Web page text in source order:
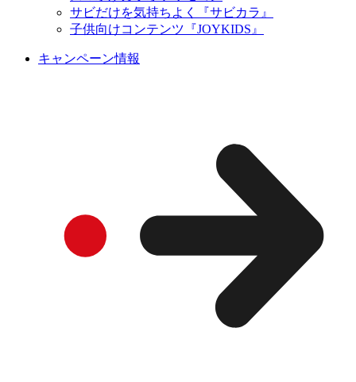
サビだけを気持ちよく『サビカラ』
子供向けコンテンツ『JOYKIDS』
キャンペーン情報